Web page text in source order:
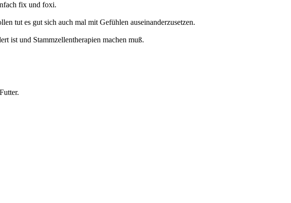
fix und foxi.
tut es gut sich auch mal mit Gefühlen auseinanderzusetzen.
ist und Stammzellentherapien machen muß.